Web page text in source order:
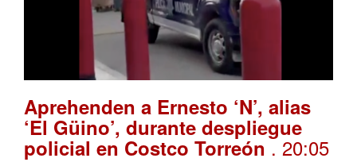
Aprehenden a Ernesto ‘N’, alias
‘El Güino’, durante despliegue
policial en Costco Torreón. 20:05